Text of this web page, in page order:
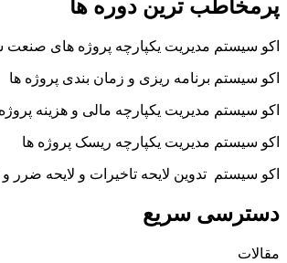
پرمخاطب ترین دوره ها
اکو سیستم مدیریت یکپارچه پروژه های
اکو سیستم برنامه ریزی و زمان بندی پروژه ها
اکو سیستم مدیریت یکپارچه مالی و هزینه
اکو سیستم مدیریت یکپارچه ریسک پروژه ها
اکو سیستم تدوین لایحه تاخیرات و لایحه ضرر و
دسترسی سریع
مقالات